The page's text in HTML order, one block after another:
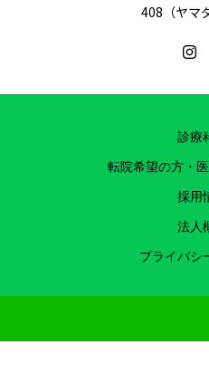
408（ヤマ
診療
転院希望の方・
採用
法人
プライバシ